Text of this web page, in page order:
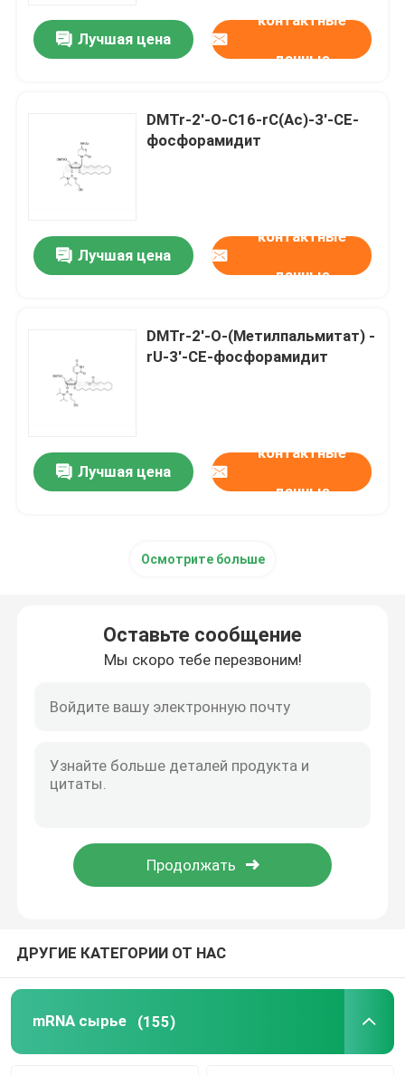
Дом
Продукты
Лучшая цена
контактные
данные
DMTr-2'-O-C16-rC(Ac)-3'-CE-
фосфорамидит
Лучшая цена
контактные
данные
DMTr-2'-O-(Метилпальмитат) -
rU-3'-CE-фосфорамидит
Лучшая цена
контактные
данные
Осмотрите больше
Оставьте сообщение
Мы скоро тебе перезвоним!
ДРУГИЕ КАТЕГОРИИ ОТ НАС
mRNA сырье (155)